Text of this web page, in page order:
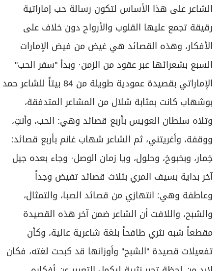
الشاعر على هذا الأساس لتكون رسالة حب إماراتية
رقيقة تجمع عليها القلوب والأرواح دون خلاف على
الأفكار، وهذه القصائد هي غيض من فيض الإمارات
السبع بشعرائها عبر عقود من الزمن· وبدأ ''سفر الحب''
الإماراتي بقصيدة عمودية طويلة من 84 بيتاً للشاعر حمد
بوشهاب كانت بمثابة شلال من المشاعر المتدفقة،
وتلاه سلطان العويس بأربع قصائد وهي: الحب، وأنتِ،
ووقفة، وأغريتني، ثم الشاعر شهاب غانم بأربع قصائد:
خِمار، وبخبوخ، وحلول، ويا زمان الوصل· وجاء بعده جيل
آخر بداية بسيف المري بثلاث قصائد تفيض وجداً
وعاطفة وهي: انتهازي من قصائد الصبا، والتمثال،
والشبح، واللافت أن الشاعر ضمن آخر هذه القصيدة
مقطعاً شبه نثري طافحاً بلغة شاعرية عالية، وكأن
تفعيلات قصيدة ''الشبح'' وأوزانها قد كبحت لغته، فكان